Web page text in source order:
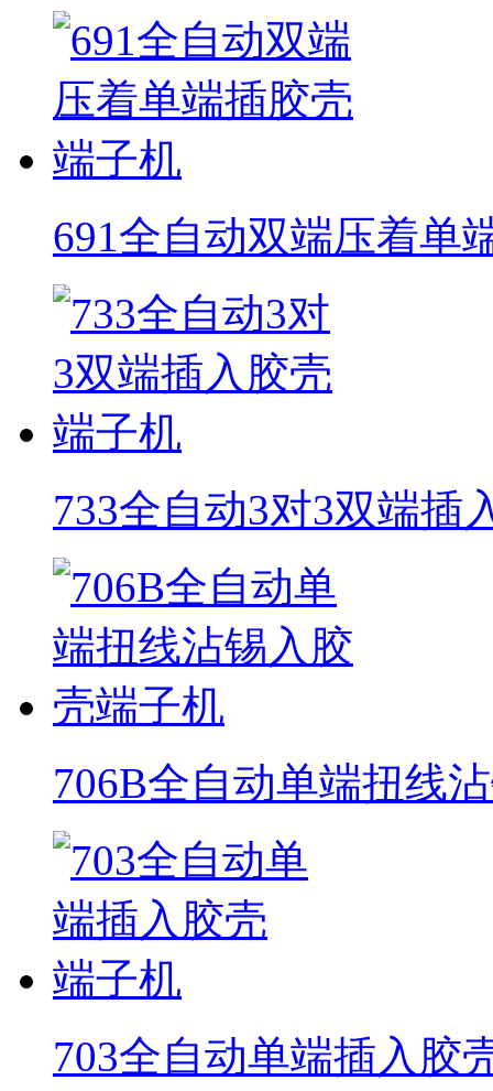
691全自动双端压着单
733全自动3对3双端插
706B全自动单端扭线
703全自动单端插入胶